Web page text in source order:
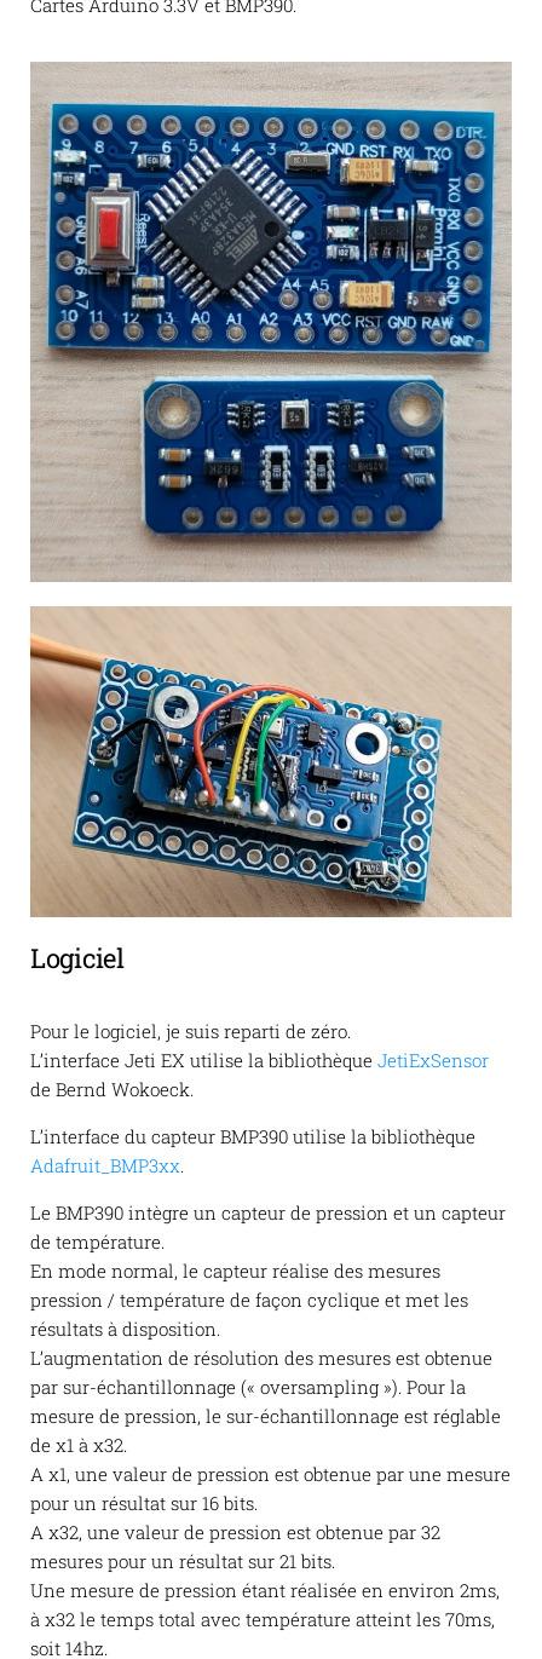
Cartes Arduino 3.3V et BMP390.
Logiciel
Pour le logiciel, je suis reparti de zéro.
L’interface Jeti EX utilise la bibliothèque JetiExSensor
de Bernd Wokoeck.
L’interface du capteur BMP390 utilise la bibliothèque
Adafruit_BMP3xx.
Le BMP390 intègre un capteur de pression et un capteur
de température.
En mode normal, le capteur réalise des mesures
pression / température de façon cyclique et met les
résultats à disposition.
L’augmentation de résolution des mesures est obtenue
par sur-échantillonnage (« oversampling »). Pour la
mesure de pression, le sur-échantillonnage est réglable
de x1 à x32.
A x1, une valeur de pression est obtenue par une mesure
pour un résultat sur 16 bits.
A x32, une valeur de pression est obtenue par 32
mesures pour un résultat sur 21 bits.
Une mesure de pression étant réalisée en environ 2ms,
à x32 le temps total avec température atteint les 70ms,
soit 14hz.